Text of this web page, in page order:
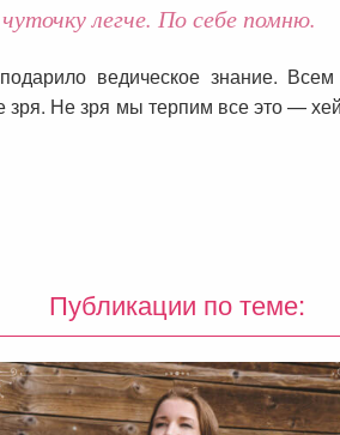
легче. По себе помню.
ведическое знание.
Не зря мы терпим все это —
Публикации по теме: